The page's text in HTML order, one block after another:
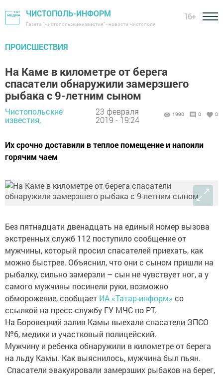
ЧИСТОПОЛЬ-ИНФОРМ
Газета "Чистопольские известия" - новости Чистополя
16+
ПРОИСШЕСТВИЯ
На Каме в километре от берега
спасатели обнаружили замерзшего
рыбака с 9-летним сыном
Чистопольские
известия,
23 февраля
2019 - 19:24
1990 0 0
Их срочно доставили в теплое помещение и напоили
горячим чаем
Без пятнадцати двенадцать на единый номер вызова
экстренных служб 112 поступило сообщение от
мужчины, который просил спасателей приехать, как
можно быстрее. Объяснил, что они с сыном пришли на
рыбалку, сильно замерзли – сын не чувствует ног, а у
самого мужчины посинели руки, возможно
обморожение, сообщает ИА «Татар-информ» со
ссылкой на пресс-службу ГУ МЧС по РТ.
На Боровецкий залив Камы выехали спасатели ЗПСО
№6, медики и участковый полицейский.
Мужчину и ребенка обнаружили в километре от берега
на льду Камы. Как выяснилось, мужчина был пьян.
Спасатели эвакуировали замерзших рыбаков на берег,